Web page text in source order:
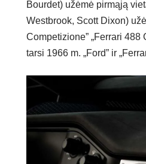
Bourdet) užėmė pirmąją
Westbrook, Scott Dixon)
Competizione” „Ferrari
tarsi 1966 m. „Ford” ir